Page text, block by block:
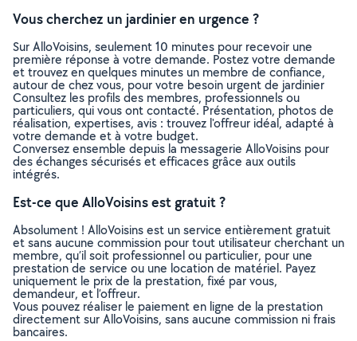
Vous cherchez un jardinier en urgence ?
Sur AlloVoisins, seulement 10 minutes pour recevoir une
première réponse à votre demande. Postez votre demande
et trouvez en quelques minutes un membre de confiance,
autour de chez vous, pour votre besoin urgent de jardinier
Consultez les profils des membres, professionnels ou
particuliers, qui vous ont contacté. Présentation, photos de
réalisation, expertises, avis : trouvez l'offreur idéal, adapté à
votre demande et à votre budget.
Conversez ensemble depuis la messagerie AlloVoisins pour
des échanges sécurisés et efficaces grâce aux outils
intégrés.
Est-ce que AlloVoisins est gratuit ?
Absolument ! AlloVoisins est un service entièrement gratuit
et sans aucune commission pour tout utilisateur cherchant un
membre, qu’il soit professionnel ou particulier, pour une
prestation de service ou une location de matériel. Payez
uniquement le prix de la prestation, fixé par vous,
demandeur, et l’offreur.
Vous pouvez réaliser le paiement en ligne de la prestation
directement sur AlloVoisins, sans aucune commission ni frais
bancaires.